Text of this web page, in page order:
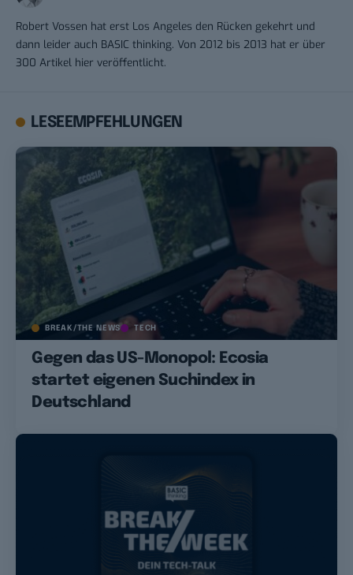
Robert Vossen hat erst Los Angeles den Rücken gekehrt und
dann leider auch BASIC thinking. Von 2012 bis 2013 hat er über
300 Artikel hier veröffentlicht.
LESEEMPFEHLUNGEN
BREAK/THE NEWS TECH
Gegen das US-Monopol: Ecosia
startet eigenen Suchindex in
Deutschland